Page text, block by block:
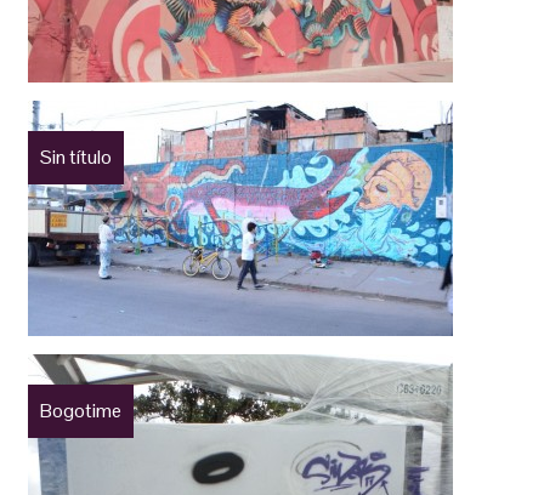
Sin título
Bogotime